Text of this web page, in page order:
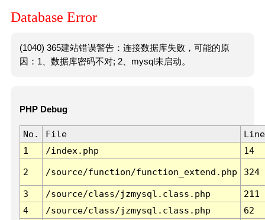
Database Error
(1040) 365建站错误警告：连接数据库失败，可能的原
因：1、数据库密码不对; 2、mysql未启动。
PHP Debug
No. File
Line
1
/index.php 14
2 /source/function/function_extend.php 324
3 /source/class/jzmysql.class.php
211
4
/source/class/jzmysql.class.php
62